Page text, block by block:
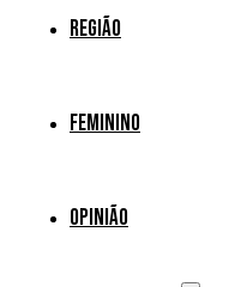
Região
Feminino
Opinião